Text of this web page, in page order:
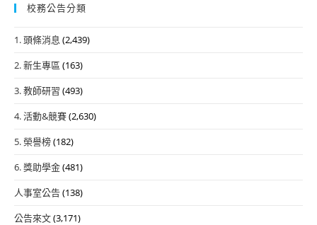
校務公告分類
1. 頭條消息 (2,439)
2. 新生專區 (163)
3. 教師研習 (493)
4. 活動&競賽(2,630)
5. 榮譽榜(182)
6. 獎助學金(481)
人事室公告(138)
公告來文(3,171)